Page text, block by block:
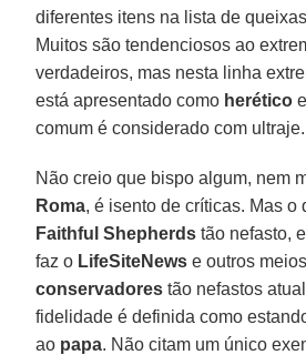
diferentes itens na lista de
Muitos são tendenciosos ao
verdadeiros, mas nesta linha
está apresentado como herético
comum é considerado com ultraje.
Não creio que bispo algum, nem
Roma, é isento de críticas. Mas o
Faithful Shepherds tão nefasto,
faz o LifeSiteNews e outros
conservadores tão nefastos
fidelidade é definida como
ao papa. Não citam um único